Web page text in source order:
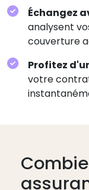
Échangez
analysent
couverture
Profitez
votre